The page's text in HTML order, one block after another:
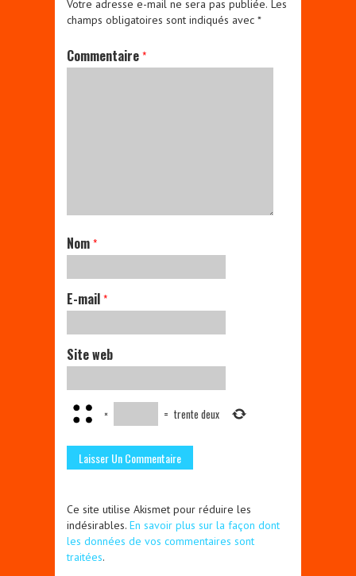
Votre adresse e-mail ne sera pas publiée. Les
champs obligatoires sont indiqués avec *
Commentaire *
Nom *
E-mail *
Site web
× = trente deux
Ce site utilise Akismet pour réduire les
indésirables. En savoir plus sur la façon dont
les données de vos commentaires sont
traitées.